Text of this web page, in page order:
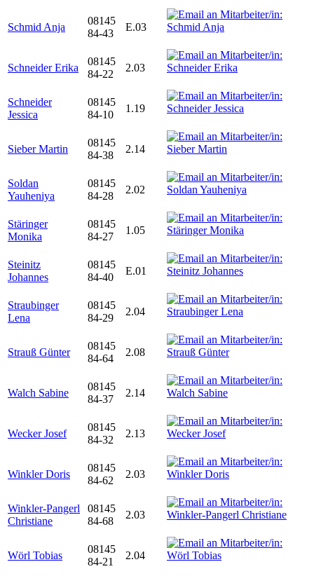
Schmid Anja
08145
84-43
E.03
Schneider Erika
08145
84-22
2.03
Schneider
Jessica
08145
84-10
1.19
Sieber Martin
08145
84-38
2.14
Soldan
Yauheniya
08145
84-28
2.02
Stäringer
Monika
08145
84-27
1.05
Steinitz
Johannes
08145
84-40
E.01
Straubinger
Lena
08145
84-29
2.04
Strauß Günter
08145
84-64
2.08
Walch Sabine
08145
84-37
2.14
Wecker Josef
08145
84-32
2.13
Winkler Doris
08145
84-62
2.03
Winkler-Pangerl
Christiane
08145
84-68
2.03
Wörl Tobias
08145
84-21
2.04